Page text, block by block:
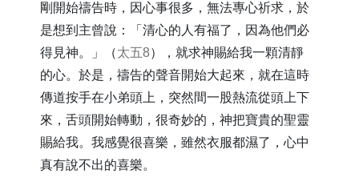
剛開始禱告時，因心事很多，無法專心祈求，於
是想到主曾說：「清心的人有福了，因為他們必
得見神。」（太五8），就求神賜給我一顆清靜
的心。於是，禱告的聲音開始大起來，就在這時
傳道按手在小弟頭上，突然間一股熱流從頭上下
來，舌頭開始轉動，很奇妙的，神把寶貴的聖靈
賜給我。我感覺很喜樂，雖然衣服都濕了，心中
真有說不出的喜樂。